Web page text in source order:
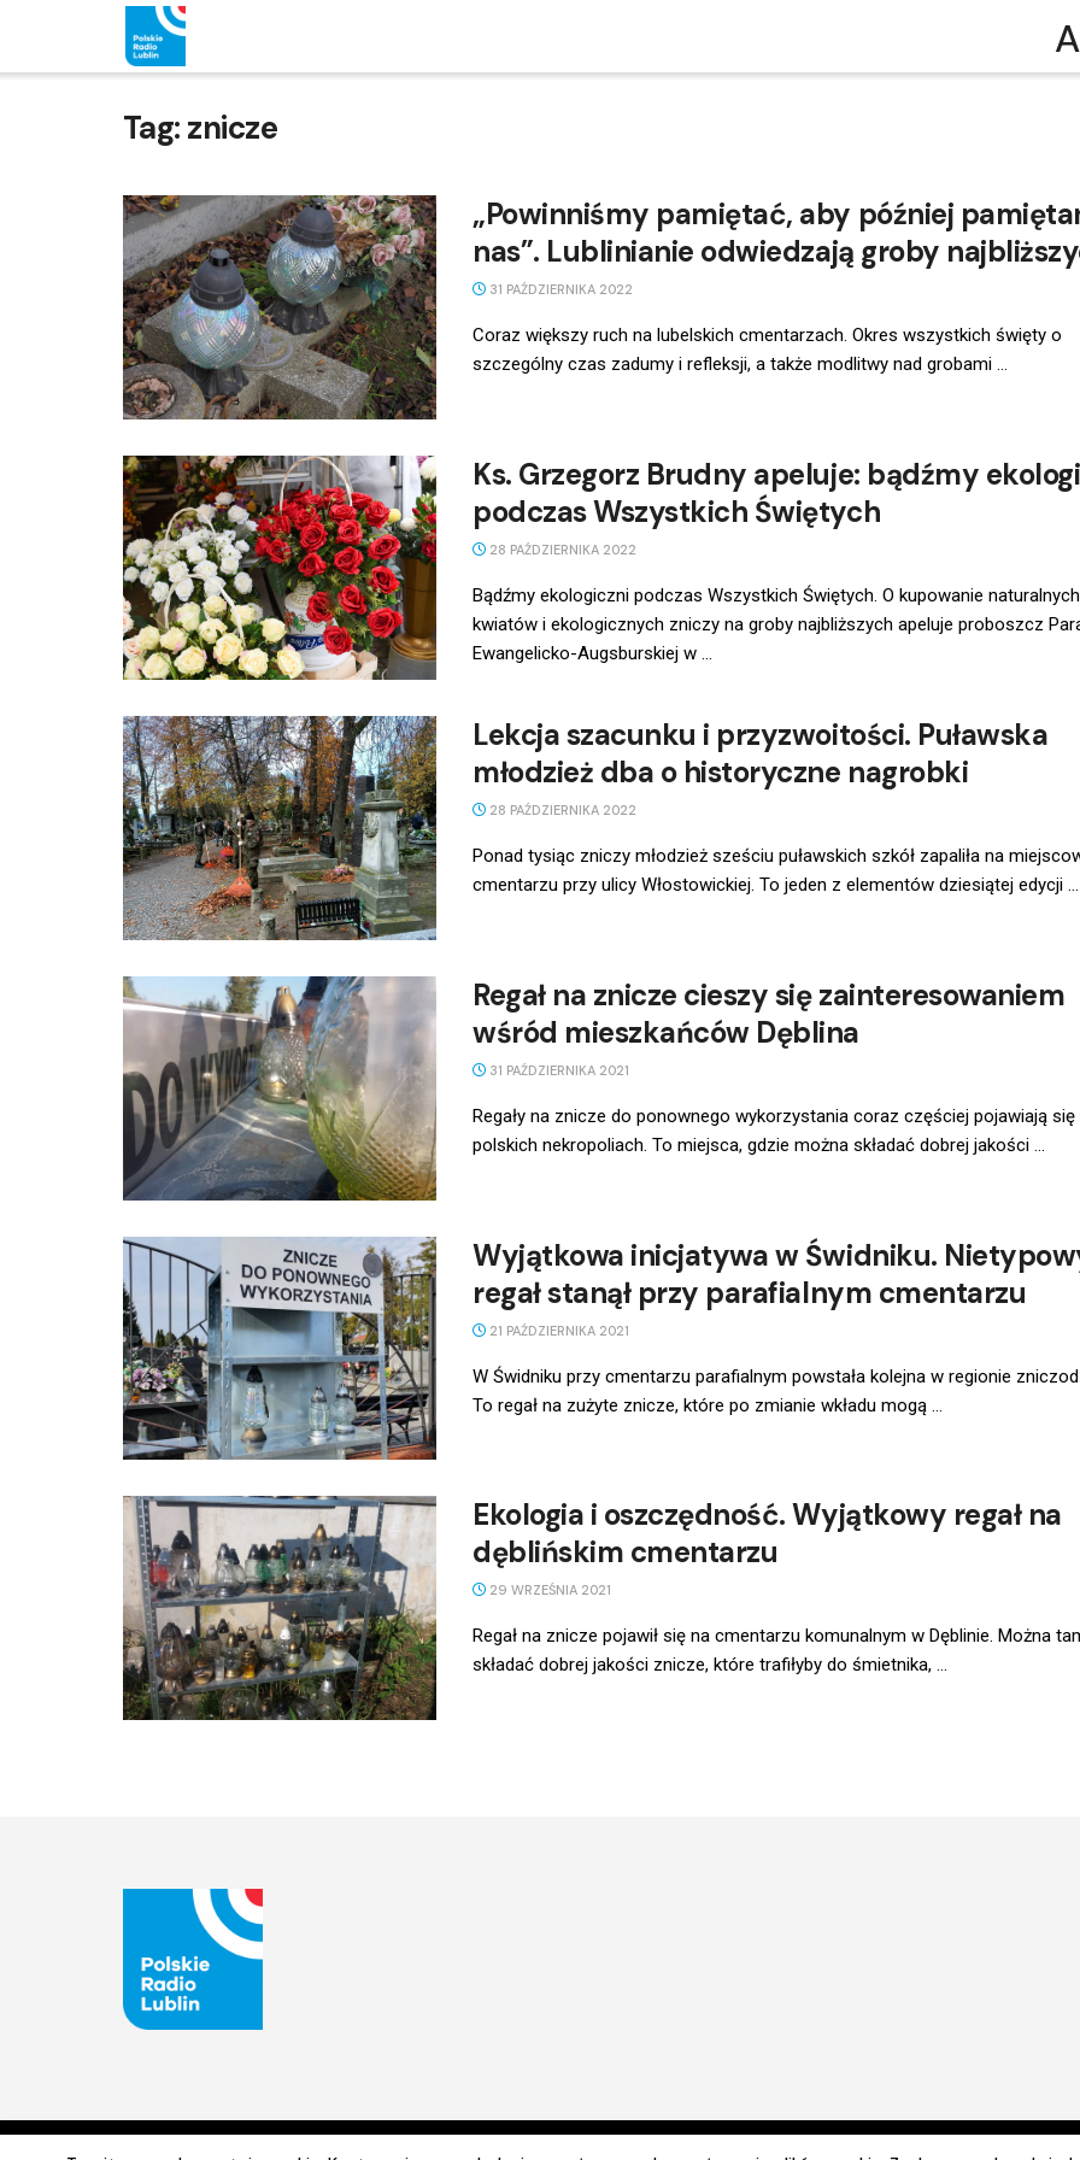
Tag: znicze
„Powinniśmy pamiętać, aby później
nas”. Lublinianie odwiedzają groby
31 PAŹDZIERNIKA 2022
Coraz większy ruch na lubelskich cmentarzach. Okres wszystkich święty o
szczególny czas zadumy i refleksji, a także modlitwy nad grobami ...
Ks. Grzegorz Brudny apeluje: bądźmy
podczas Wszystkich Świętych
28 PAŹDZIERNIKA 2022
Bądźmy ekologiczni podczas Wszystkich Świętych. O kupowanie naturalnych
kwiatów i ekologicznych zniczy na groby najbliższych apeluje proboszcz
Ewangelicko-Augsburskiej w ...
Lekcja szacunku i przyzwoitości. Puławska
młodzież dba o historyczne nagrobki
28 PAŹDZIERNIKA 2022
Ponad tysiąc zniczy młodzież sześciu puławskich szkół zapaliła na
cmentarzu przy ulicy Włostowickiej. To jeden z elementów dziesiątej edycji ...
Regał na znicze cieszy się zainteresowaniem
wśród mieszkańców Dęblina
31 PAŹDZIERNIKA 2021
Regały na znicze do ponownego wykorzystania coraz częściej pojawiają się
polskich nekropoliach. To miejsca, gdzie można składać dobrej jakości ...
Wyjątkowa inicjatywa w Świdniku.
regał stanął przy parafialnym cmentarzu
21 PAŹDZIERNIKA 2021
W Świdniku przy cmentarzu parafialnym powstała kolejna w regionie
To regał na zużyte znicze, które po zmianie wkładu mogą ...
Ekologia i oszczędność. Wyjątkowy regał na
dęblińskim cmentarzu
29 WRZEŚNIA 2021
Regał na znicze pojawił się na cmentarzu komunalnym w Dęblinie. Można
składać dobrej jakości znicze, które trafiłyby do śmietnika, ...